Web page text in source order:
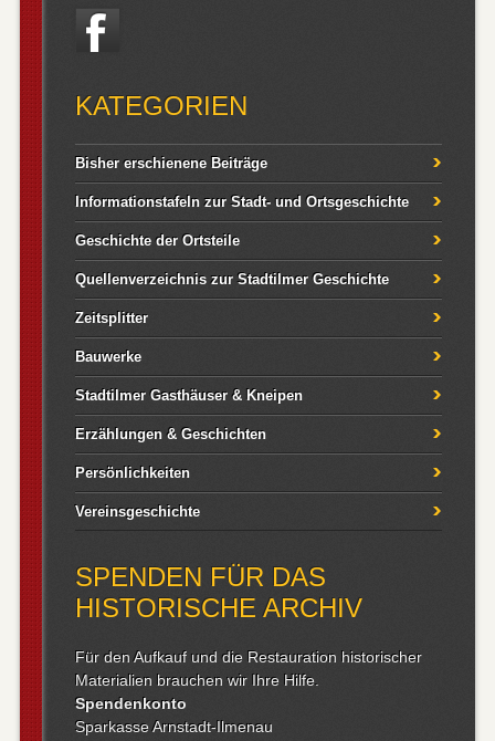
KATEGORIEN
Bisher erschienene Beiträge
Informationstafeln zur Stadt- und Ortsgeschichte
Geschichte der Ortsteile
Quellenverzeichnis zur Stadtilmer Geschichte
Zeitsplitter
Bauwerke
Stadtilmer Gasthäuser & Kneipen
Erzählungen & Geschichten
Persönlichkeiten
Vereinsgeschichte
SPENDEN FÜR DAS
HISTORISCHE ARCHIV
Für den Aufkauf und die Restauration historischer
Materialien brauchen wir Ihre Hilfe.
Spendenkonto
Sparkasse Arnstadt-Ilmenau